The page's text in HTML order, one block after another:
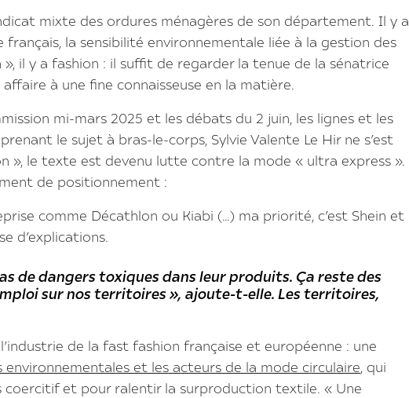
mixte des ordures ménagères de son département. Il y a
la sensibilité environnementale liée à la gestion des
il y a fashion : il suffit de regarder la tenue de la sénatrice
à une fine connaisseuse en la matière.
mi-mars 2025 et les débats du 2 juin, les lignes et les
le sujet à bras-le-corps, Sylvie Valente Le Hir ne s’est
», le texte est devenu lutte contre la mode « ultra express ».
de positionnement :
comme Décathlon ou Kiabi (…) ma priorité, c’est Shein et
d’explications.
de dangers toxiques dans leur produits. Ça reste des
sur nos territoires », ajoute-t-elle. Les territoires,
de la fast fashion française et européenne : une
environnementales et les acteurs de la mode circulaire, qui
coercitif et pour ralentir la surproduction textile. « Une